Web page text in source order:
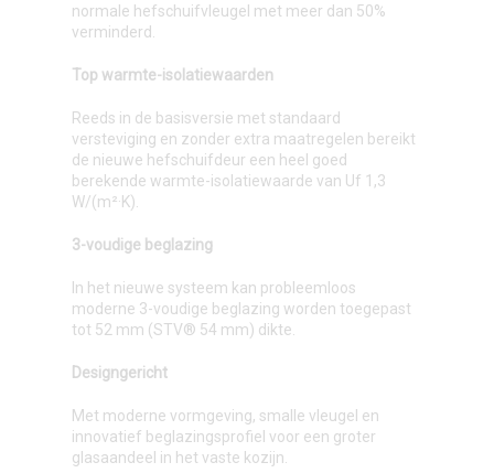
normale hefschuifvleugel met meer dan 50%
verminderd.
Top warmte-isolatiewaarden
Reeds in de basisversie met standaard
versteviging en zonder extra maatregelen bereikt
de nieuwe hefschuifdeur een heel goed
berekende warmte-isolatiewaarde van Uf 1,3
W/(m²·K).
3-voudige beglazing
In het nieuwe systeem kan probleemloos
moderne 3-voudige beglazing worden toegepast
tot 52 mm (STV® 54 mm) dikte.
Designgericht
Met moderne vormgeving, smalle vleugel en
innovatief beglazingsprofiel voor een groter
glasaandeel in het vaste kozijn.